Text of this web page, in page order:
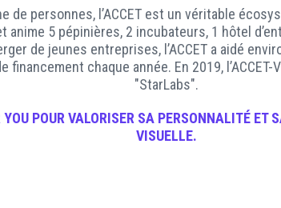
de personnes, l’ACCET est un véritable
anime 5 pépinières, 2 incubateurs, 1 hôtel
de jeunes entreprises, l’ACCET a aidé
chaque année. En 2019,
"StarLabs".
YOUPOUR VALORISER SA PERSONNALITÉ ET
VISUELLE.